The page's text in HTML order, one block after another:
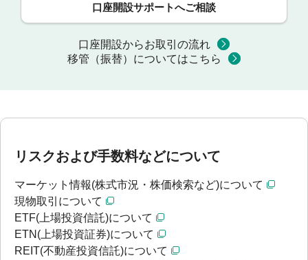
口座開設サポートへご相談
口座開設からお取引の流れ
移管（振替）についてはこちら
リスクおよび手数料などについて
マーケット情報(株式市況・株価検索など)について
現物取引について
ETF(上場投資信託)について
ETN(上場投資証券)について
REIT(不動産投資信託)について